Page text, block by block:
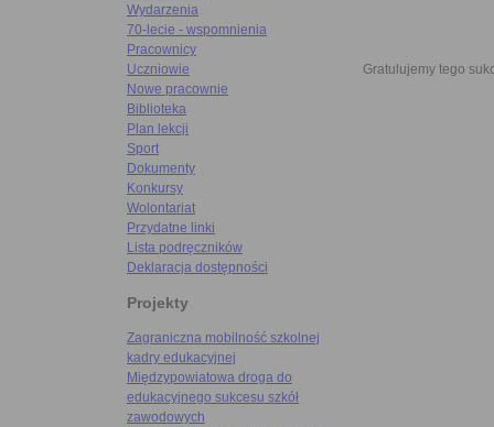
Wydarzenia
70-lecie - wspomnienia
Pracownicy
Uczniowie
Nowe pracownie
Biblioteka
Plan lekcji
Sport
Dokumenty
Konkursy
Wolontariat
Przydatne linki
Lista podręczników
Deklaracja dostępności
Projekty
Zagraniczna mobilność szkolnej
kadry edukacyjnej
Międzypowiatowa droga do
edukacyjnego sukcesu szkół
zawodowych
Gratulujemy tego